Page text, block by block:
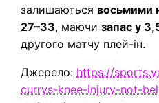
залишаються восьмими
27–33, маючи запас у
другого матчу плей-ін.
Джерело: https://
currys-knee-injury-not-